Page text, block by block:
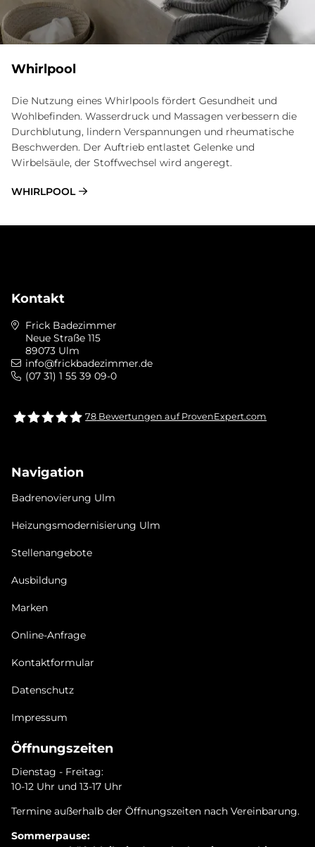
Whirlpool
Die Nutzung eines Whirlpools fördert Gesundheit und
Wohlbefinden. Wasserdruck und Massagen verbessern die
Durchblutung, lindern Verspannungen und rheumatische
Beschwerden. Der Auftrieb entlastet Gelenke und
Wirbelsäule, der Stoffwechsel wird angeregt.
WHIRLPOOL
Kontakt
Frick Badezimmer
Neue Straße 115
89073 Ulm
info@frickbadezimmer.de
(07 31) 1 55 39 09-0
78 Bewertungen auf ProvenExpert.com
Navigation
Badrenovierung Ulm
Heizungsmodernisierung Ulm
Stellenangebote
Ausbildung
Marken
Online-Anfrage
Kontaktformular
Datenschutz
Impressum
Öffnungszeiten
Dienstag - Freitag:
10-12 Uhr und 13-17 Uhr
Termine außerhalb der Öffnungszeiten nach Vereinbarung.
Sommerpause: